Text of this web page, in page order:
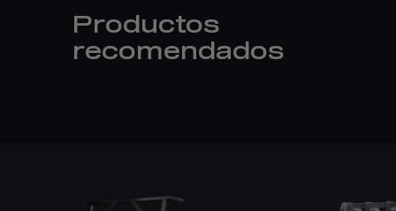
Productos
recomendados